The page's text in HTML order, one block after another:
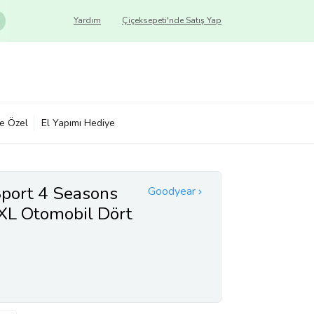
Çiçeksepeti'nde Satış Yap
Yardım
Özel El Yapımı Hediye
Goodyear
4 Seasons
Otomobil Dört
Yılı: 2025)